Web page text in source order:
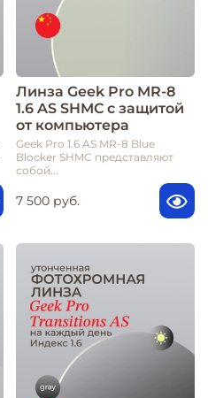
Линза Geek Pro MR-8
1.6 AS SHMC с защитой
от компьютера
Geek Pro 1.6 AS MR-8 Blue
Blocker SHMC представляют
собой...
7 500 руб.